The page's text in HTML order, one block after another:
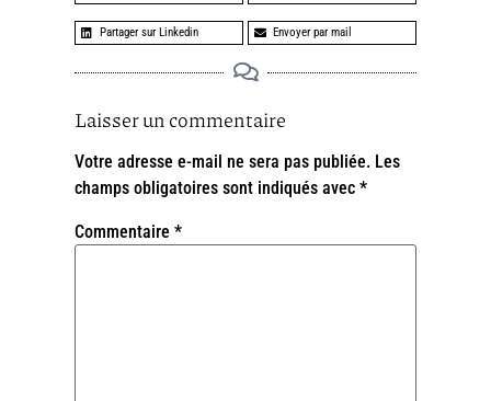
Partager sur Linkedin Envoyer par mail
Laisser un commentaire
Votre adresse e-mail ne sera pas publiée. Les
champs obligatoires sont indiqués avec *
Commentaire *